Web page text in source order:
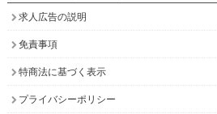
求人広告の説明
免責事項
特商法に基づく表示
プライバシーポリシー